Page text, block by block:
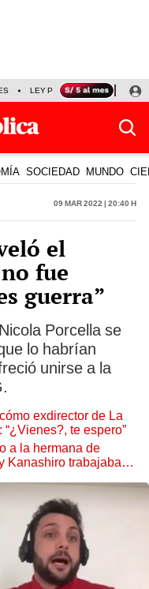
LEY PULPÍN PRECIO DEL
SOCIEDAD MUNDO
09 Mar 2022 | 20:40 h
el
fue
guerra”
Porcella se
lo habrían
unirse a la
exdirector de La
te espero”
a la hermana de
Kanashiro trabajaba: